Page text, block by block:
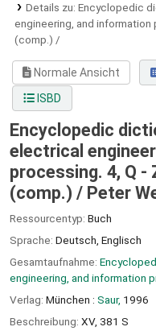
Details zu: Encyclopedic
engineering, and information
(comp.) /
Normale Ansicht
ISBD
Encyclopedic
electrical
processing. 4, Q -
(comp.) / Peter
Ressourcentyp: Buch
Sprache: Deutsch Englisch
Gesamtaufnahme:
engineering, and information
Verlag: München : Saur, 1996
Beschreibung: XV, 381 S